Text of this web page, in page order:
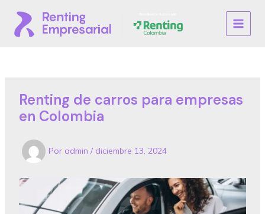
contenido
MAIN
Renting de carros para empresas
en Colombia
Por admin / diciembre 13, 2024